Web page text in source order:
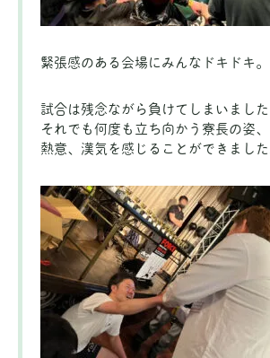
緊張感のある会場にみんなドキドキ。
試合は残念ながら負けてしまいまし
それでも何度も立ち向かう寮長の姿、
熱意、漢気を感じることができました